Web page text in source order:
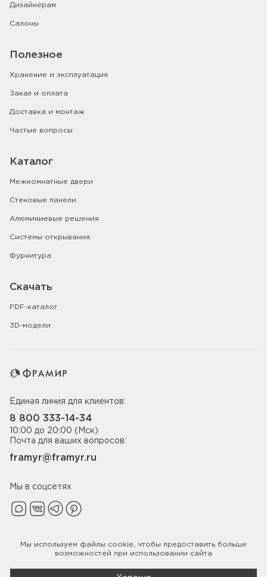
Дизайнерам
Салоны
Полезное
Хранение и эксплуатация
Заказ и оплата
Доставка и монтаж
Частые вопросы
Каталог
Межкомнатные двери
Стеновые панели
Алюминиевые решения
Системы открывания
Фурнитура
Скачать
PDF-каталог
3D-модели
Единая линия для клиентов:
8 800 333-14-34
10:00 до 20:00 (Мск)
Почта для ваших вопросов:
framyr@framyr.ru
Мы в соцсетях
Политика конфиденциальности
Мы используем файлы cookie , чтобы предоставить больше
возможностей при использовании сайта